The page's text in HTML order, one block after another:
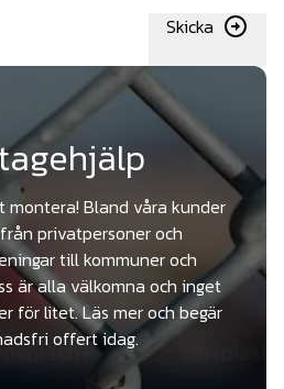
Skicka
montera! Bland våra kunder
privatpersoner och
till kommuner och
är alla välkomna och inget
för litet. Läs mer och begär
offert idag.